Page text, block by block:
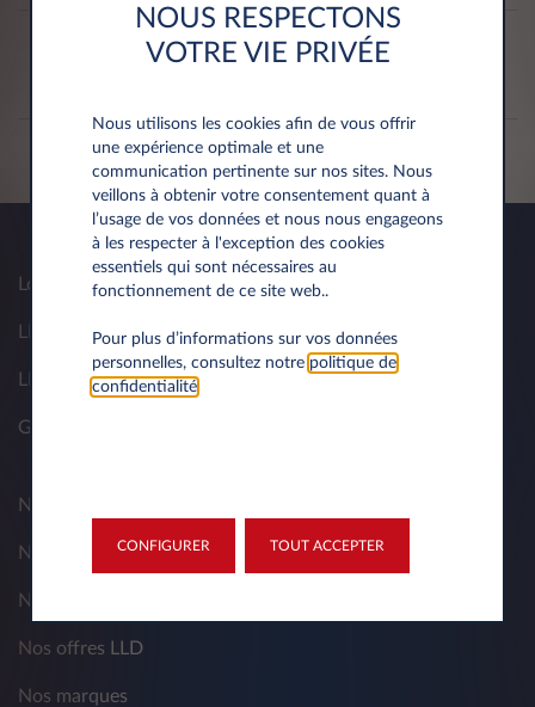
Règles de tolérance Leasys
Location longue durée
LLD professionnel
LLD voiture électrique
Gestion de votre flotte
Nos solutions
Nos services
Nos produits
Nos offres LLD
Nos marques
NOUS RESPECTONS
VOTRE VIE PRIVÉE
Nous utilisons les cookies afin de vous offrir
une expérience optimale et une
communication pertinente sur nos sites. Nous
veillons à obtenir votre consentement quant à
l’usage de vos données et nous nous engageons
à les respecter à l'exception des cookies
essentiels qui sont nécessaires au
fonctionnement de ce site web..
Pour plus d’informations sur vos données
personnelles, consultez notre politique de
confidentialité.
CONFIGURER TOUT ACCEPTER